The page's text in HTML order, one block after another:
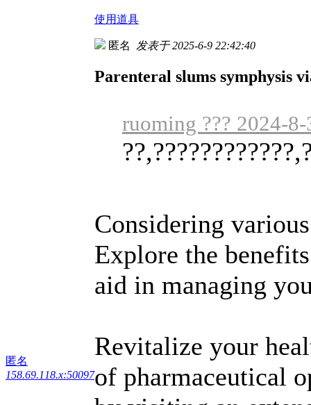
使用道具
匿名
158.69.118.x:50097
匿名 发表于 2025-6-9 22:42:40
Parenteral slums symphysis
ruoming ??? 2024-
Considering
Explore the
aid in managing
Revitalize your
of pharmaceutical